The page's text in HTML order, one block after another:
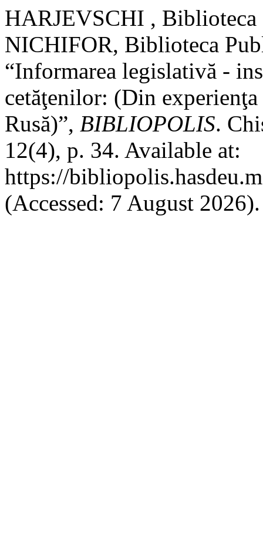
HARJEVSCHI , Biblioteca
NICHIFOR, Biblioteca
“Informarea legislativă -
cetăţenilor: (Din
Rusă)”, BIBLIOPOLIS.
12(4), p. 34. Available at:
https://
(Accessed: 7 August 2026).